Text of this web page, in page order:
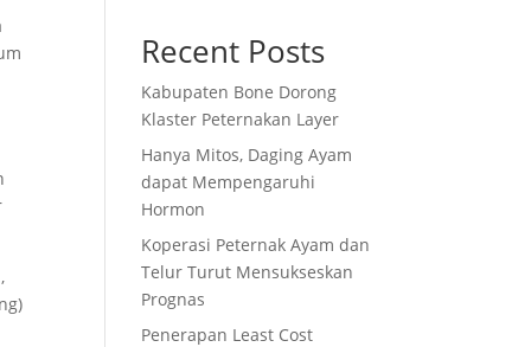
Recent Posts
Kabupaten Bone Dorong
Klaster Peternakan Layer
Hanya Mitos, Daging Ayam
dapat Mempengaruhi
Hormon
Koperasi Peternak Ayam dan
Telur Turut Mensukseskan
Prognas
Penerapan Least Cost